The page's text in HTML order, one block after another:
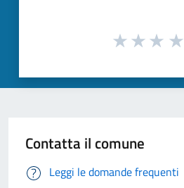
Contatta il comune
Leggi le domande frequenti